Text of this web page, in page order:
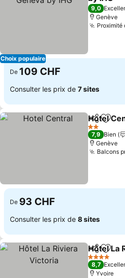
Choix populaire
9,0
Genève
Proximité
De 109 CHF
Consulter les prix de 7 sites
Partager
Hotel
2 Étoiles
7,9 Bien
Genève
Balcons
De 93 CHF
Consulter les prix de 8 sites
Partager
Hôtel La
4 Étoiles
8,7
Yvoire